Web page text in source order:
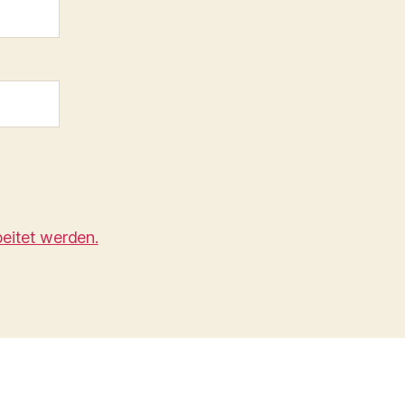
werden.